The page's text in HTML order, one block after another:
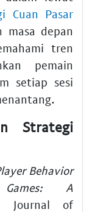
Cuan Pasar
masa depan
tren
pemain
setiap sesi
Strategi
Behavior
A
Journal of